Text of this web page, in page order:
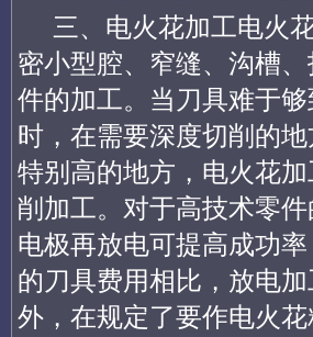
三、电火花加工电火
密小型腔、窄缝、沟槽
件的加工。当刀具难于
时，在需要深度切削的
特别高的地方，电火花
削加工。对于高技术零件
电极再放电可提高成功
的刀具费用相比，放电
外，在规定了要作电火